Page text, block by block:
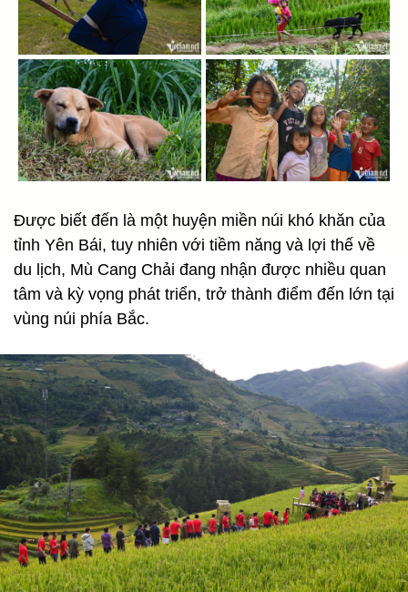
Được biết đến là một huyện miền núi khó khăn của
tỉnh Yên Bái, tuy nhiên với tiềm năng và lợi thế về
du lịch, Mù Cang Chải đang nhận được nhiều quan
tâm và kỳ vọng phát triển, trở thành điểm đến lớn tại
vùng núi phía Bắc.